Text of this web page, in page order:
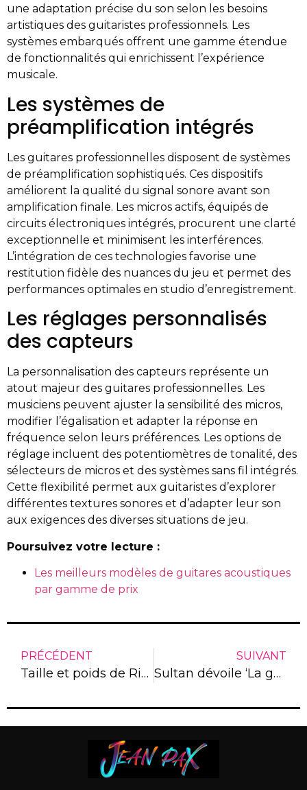
une adaptation précise du son selon les besoins
artistiques des guitaristes professionnels. Les
systèmes embarqués offrent une gamme étendue
de fonctionnalités qui enrichissent l’expérience
musicale.
Les systèmes de
préamplification intégrés
Les guitares professionnelles disposent de systèmes
de préamplification sophistiqués. Ces dispositifs
améliorent la qualité du signal sonore avant son
amplification finale. Les micros actifs, équipés de
circuits électroniques intégrés, procurent une clarté
exceptionnelle et minimisent les interférences.
L’intégration de ces technologies favorise une
restitution fidèle des nuances du jeu et permet des
performances optimales en studio d’enregistrement.
Les réglages personnalisés
des capteurs
La personnalisation des capteurs représente un
atout majeur des guitares professionnelles. Les
musiciens peuvent ajuster la sensibilité des micros,
modifier l’égalisation et adapter la réponse en
fréquence selon leurs préférences. Les options de
réglage incluent des potentiomètres de tonalité, des
sélecteurs de micros et des systèmes sans fil intégrés.
Cette flexibilité permet aux guitaristes d’explorer
différentes textures sonores et d’adapter leur son
aux exigences des diverses situations de jeu.
Poursuivez votre lecture :
Les meilleurs modèles de guitares acoustiques
par gamme de prix
PRÉCÉDENT
Taille et poids de Rihanna : entre rumeurs de chirurgie et vérité
SUIVANT
Sultan dévoile ‘La go a tout le monde’ : Un clip provocateur qui bouscule les codes du rap